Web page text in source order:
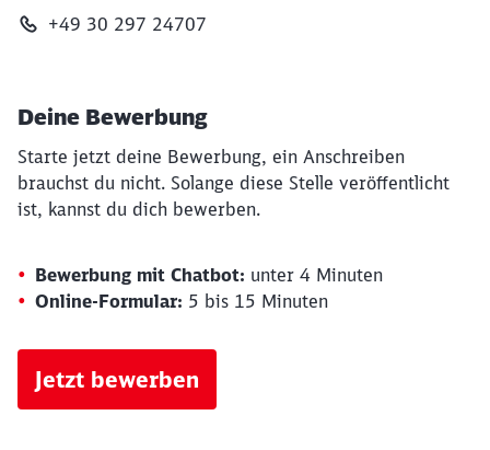
+49 30 297 24707
Deine Bewerbung
Starte jetzt deine Bewerbung, ein Anschreiben
brauchst du nicht. Solange diese Stelle veröffentlicht
ist, kannst du dich bewerben.
Bewerbung mit Chatbot: unter 4 Minuten
Online-Formular: 5 bis 15 Minuten
Jetzt bewerben